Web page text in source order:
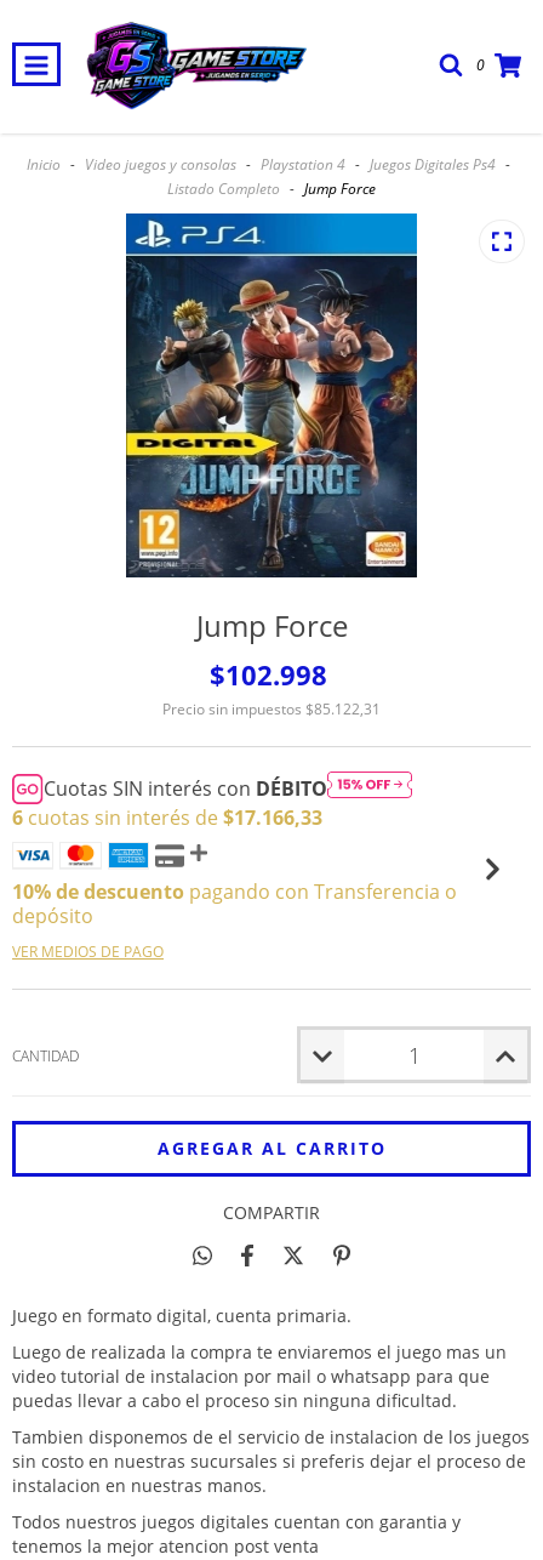
0
Envio Gratis, Cuotas Sin Interes y 20% Off pagando en efectivo o
Inicio - Video juegos y consolas - Playstation 4 - Juegos Digitales Ps4 -
Listado Completo - Jump Force
Jump Force
$102.998
Precio sin impuestos $85.122,31
Cuotas SIN interés con DÉBITO
6 cuotas sin interés de $17.166,33
10% de descuento pagando con Transferencia o
depósito
VER MEDIOS DE PAGO
CANTIDAD
COMPARTIR
Juego en formato digital, cuenta primaria.
Luego de realizada la compra te enviaremos el juego mas un
video tutorial de instalacion por mail o whatsapp para que
puedas llevar a cabo el proceso sin ninguna dificultad.
Tambien disponemos de el servicio de instalacion de los juegos
sin costo en nuestras sucursales si preferis dejar el proceso de
instalacion en nuestras manos.
Todos nuestros juegos digitales cuentan con garantia y
tenemos la mejor atencion post venta